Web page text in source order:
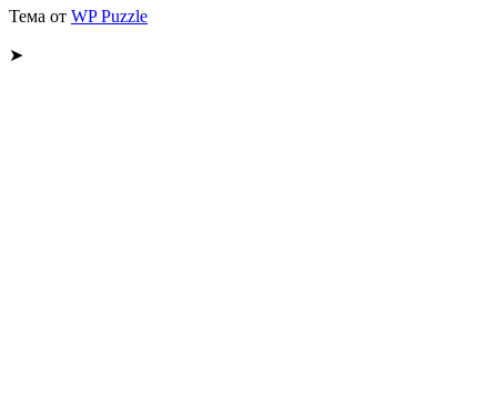
Тема от WP Puzzle
➤